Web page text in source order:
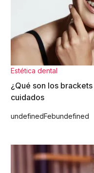
Estética dental
¿Qué son los
cuidados
undefinedFebundefined